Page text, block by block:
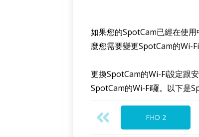
如果您的SpotCam已經在使
麼您需要變更SpotCam的Wi-
更換SpotCam的Wi-Fi設定跟
SpotCam的Wi-Fi囉。以下是
FHD 2